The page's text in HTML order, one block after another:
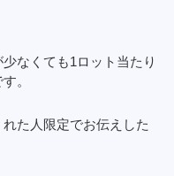
なくても1ロット当たり
。
た人限定でお伝えした